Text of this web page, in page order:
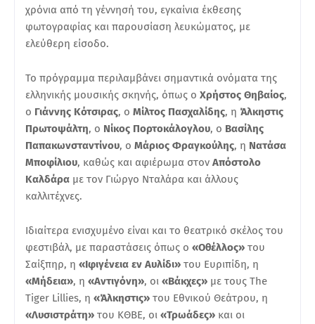
χρόνια από τη γέννησή του, εγκαίνια έκθεσης
φωτογραφίας και παρουσίαση λευκώματος, με
ελεύθερη είσοδο.
Το πρόγραμμα περιλαμβάνει σημαντικά ονόματα της
ελληνικής μουσικής σκηνής, όπως ο Χρήστος Θηβαίος,
ο Γιάννης Κότσιρας, ο Μίλτος Πασχαλίδης, η Άλκηστις
Πρωτοψάλτη, ο Νίκος Πορτοκάλογλου, ο Βασίλης
Παπακωνσταντίνου, ο Μάριος Φραγκούλης, η Νατάσα
Μποφίλιου, καθώς και αφιέρωμα στον Απόστολο
Καλδάρα με τον Γιώργο Νταλάρα και άλλους
καλλιτέχνες.
Ιδιαίτερα ενισχυμένο είναι και το θεατρικό σκέλος του
φεστιβάλ, με παραστάσεις όπως ο «Οθέλλος» του
Σαίξπηρ, η «Ιφιγένεια εν Αυλίδι» του Ευριπίδη, η
«Μήδεια», η «Αντιγόνη», οι «Βάκχες» με τους The
Tiger Lillies, η «Άλκηστις» του Εθνικού Θεάτρου, η
«Λυσιστράτη» του ΚΘΒΕ, οι «Τρωάδες» και οι